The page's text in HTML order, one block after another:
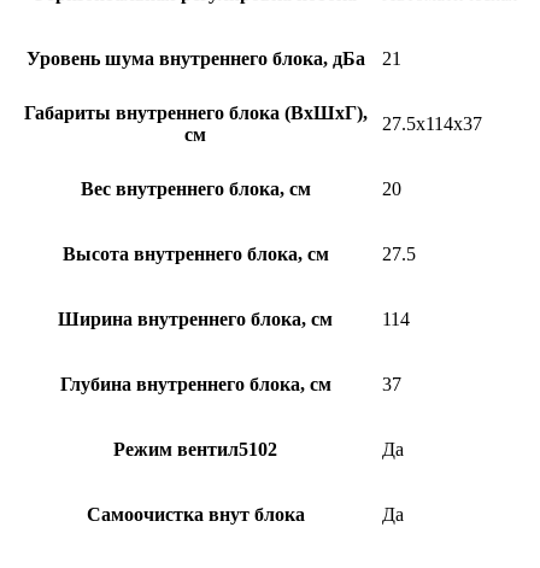
Уровень шума внутреннего блока, дБа 21
Габариты внутреннего блока (ВхШхГ),
см
27.5x114x37
Вес внутреннего блока, см 20
Высота внутреннего блока, см 27.5
Ширина внутреннего блока, см 114
Глубина внутреннего блока, см 37
Режим вентил5102 Да
Самоочистка внут блока Да